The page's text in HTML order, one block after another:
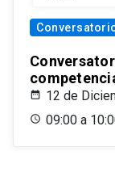
12 de
09:00 a